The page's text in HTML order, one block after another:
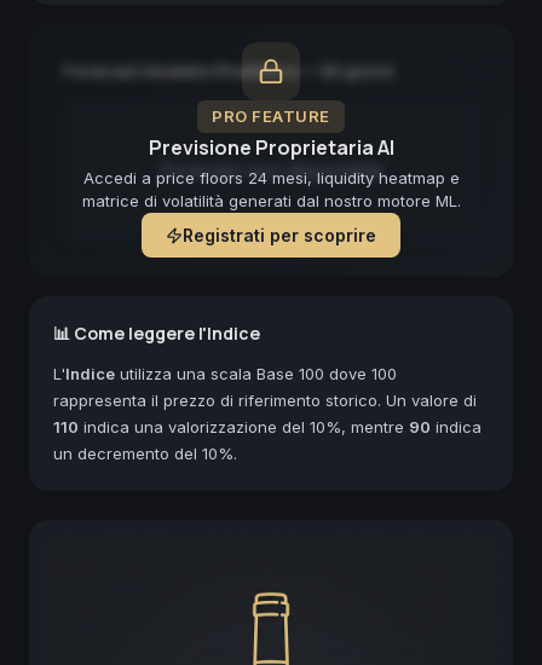
PRO FEATURE
Previsione Proprietaria AI
Accedi a price floors 24 mesi, liquidity heatmap e
matrice di volatilità generati dal nostro motore ML.
Registrati per scoprire
Forecast Modello Predittivo — 90 giorni
Forecast non disponibile
📊 Come leggere l'Indice
L'Indice utilizza una scala Base 100 dove 100
rappresenta il prezzo di riferimento storico. Un valore di
110 indica una valorizzazione del 10%, mentre 90 indica
un decremento del 10%.